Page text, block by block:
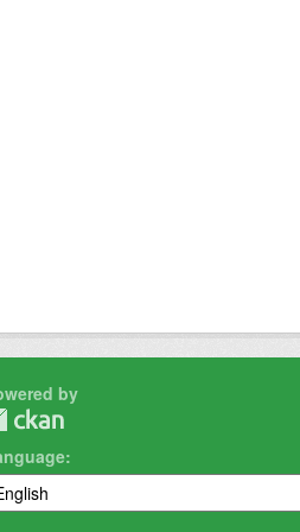
by